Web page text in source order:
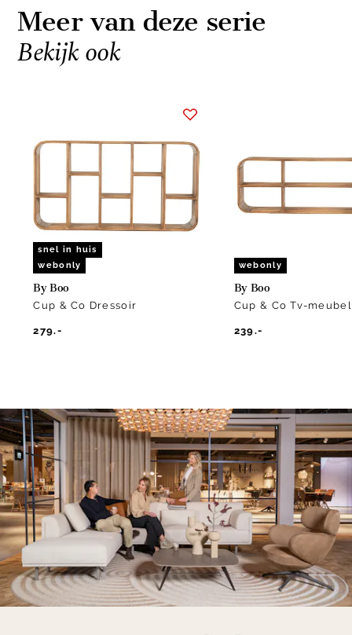
Meer van deze serie
Bekijk ook
snel in huis
webonly
By Boo
Cup & Co Dressoir
279.-
webonly
By Boo
Cup & Co Tv-meubel
239.-